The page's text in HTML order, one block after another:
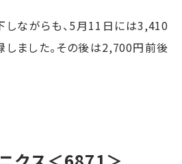
ながらも、5月11日には3,410
ました。その後は2,700円前後